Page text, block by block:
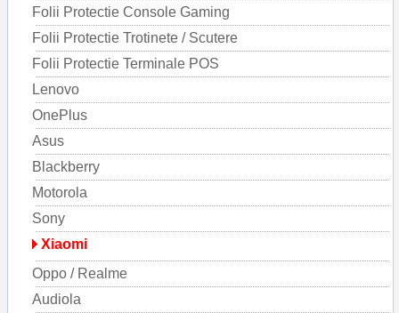
Folii Protectie Console Gaming
Folii Protectie Trotinete / Scutere
Folii Protectie Terminale POS
Lenovo
OnePlus
Asus
Blackberry
Motorola
Sony
Xiaomi
Oppo / Realme
Audiola